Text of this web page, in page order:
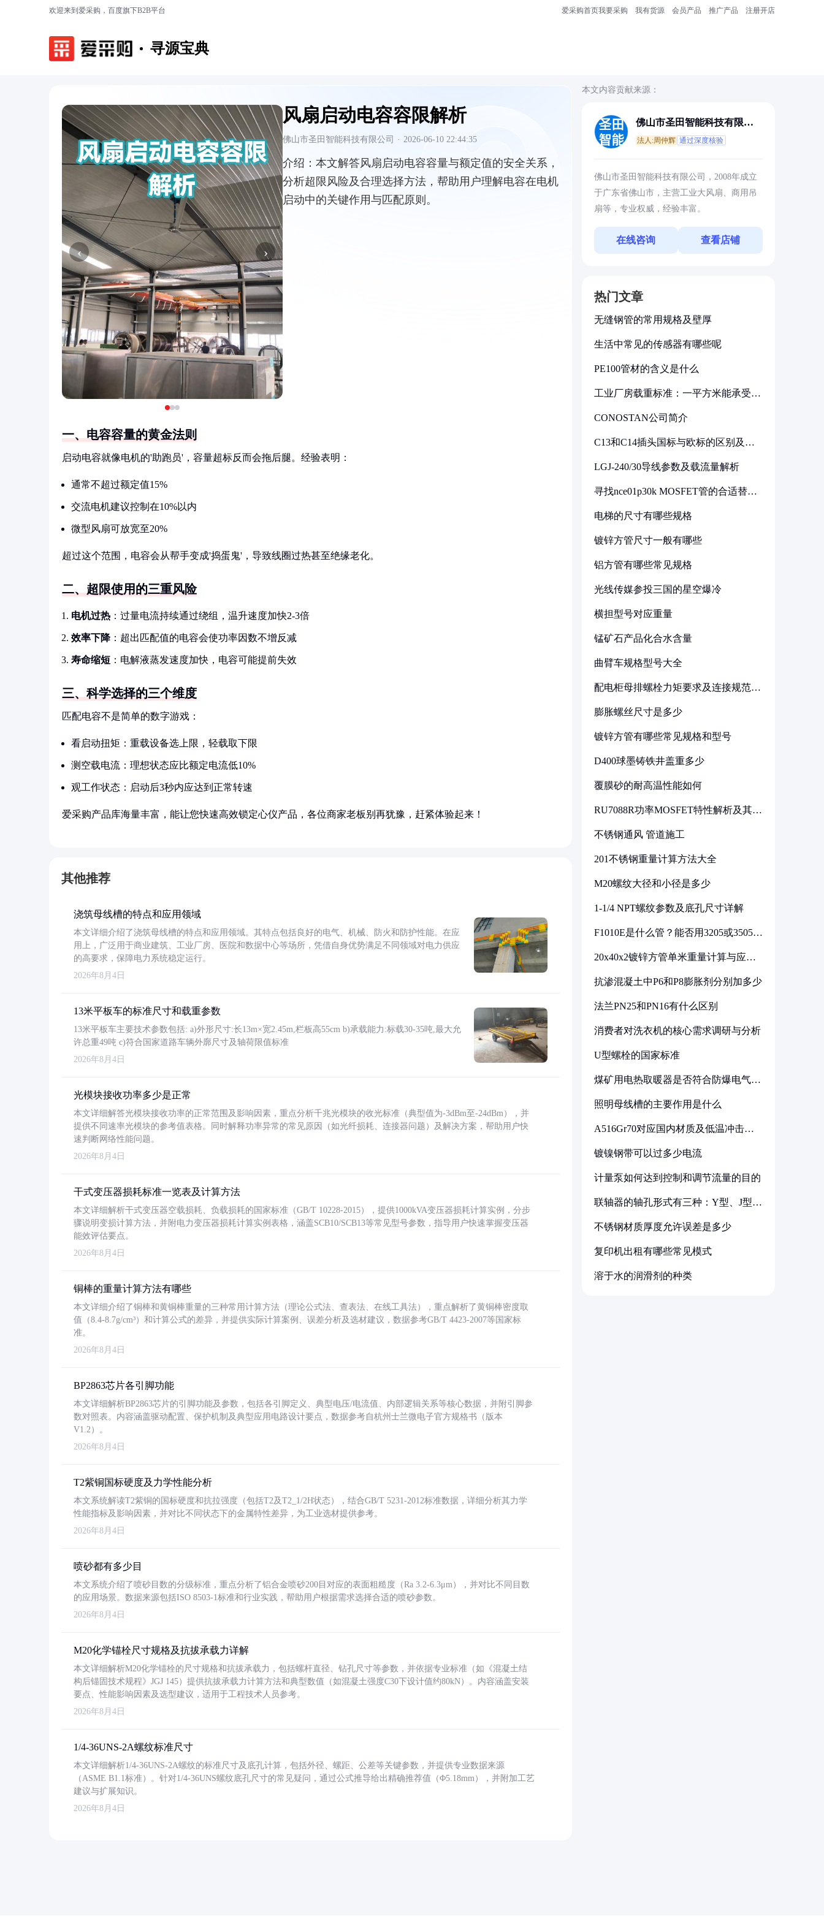
欢迎来到爱采购，百度旗下B2B平台 爱采购首页我要采购 我有货源 会员产品 推广产品 注册开店
寻源宝典
‹ ›
风扇启动电容容限解析
佛山市圣田智能科技有限公司 · 2026-06-10 22:44:35
介绍： 本文解答风扇启动电容容量与额定值的安全关系，
分析超限风险及合理选择方法，帮助用户理解电容在电机
启动中的关键作用与匹配原则。
一、电容容量的黄金法则
启动电容就像电机的'助跑员'，容量超标反而会拖后腿。经验表明：
通常不超过额定值15%
交流电机建议控制在10%以内
微型风扇可放宽至20%
超过这个范围，电容会从帮手变成'捣蛋鬼'，导致线圈过热甚至绝缘老化。
二、超限使用的三重风险
电机过热 ：过量电流持续通过绕组，温升速度加快2-3倍
效率下降：超出匹配值的电容会使功率因数不增反减
寿命缩短 ：电解液蒸发速度加快，电容可能提前失效
三、科学选择的三个维度
匹配电容不是简单的数字游戏：
看启动扭矩：重载设备选上限，轻载取下限
测空载电流：理想状态应比额定电流低10%
观工作状态：启动后3秒内应达到正常转速
爱采购产品库海量丰富，能让您快速高效锁定心仪产品，各位商家老板别再犹豫，赶紧体验起来！
其他推荐
浇筑母线槽的特点和应用领域
本文详细介绍了浇筑母线槽的特点和应用领域。其特点包括良好的电气、机械、防火和防护性能。在应
用上，广泛用于商业建筑、工业厂房、医院和数据中心等场所，凭借自身优势满足不同领域对电力供应
的高要求，保障电力系统稳定运行。
2026年8月4日
13米平板车的标准尺寸和载重参数
13米平板车主要技术参数包括: a)外形尺寸:长13m×宽2.45m,栏板高55cm b)承载能力:标载30-35吨,最大允
许总重49吨 c)符合国家道路车辆外廓尺寸及轴荷限值标准
2026年8月4日
光模块接收功率多少是正常
本文详细解答光模块接收功率的正常范围及影响因素，重点分析千兆光模块的收光标准（典型值为-3dBm至-24dBm），并
提供不同速率光模块的参考值表格。同时解释功率异常的常见原因（如光纤损耗、连接器问题）及解决方案，帮助用户快
速判断网络性能问题。
2026年8月4日
干式变压器损耗标准一览表及计算方法
本文详细解析干式变压器空载损耗、负载损耗的国家标准（GB/T 10228-2015），提供1000kVA变压器损耗计算实例，分步
骤说明变损计算方法，并附电力变压器损耗计算实例表格，涵盖SCB10/SCB13等常见型号参数，指导用户快速掌握变压器
能效评估要点。
2026年8月4日
铜棒的重量计算方法有哪些
本文详细介绍了铜棒和黄铜棒重量的三种常用计算方法（理论公式法、查表法、在线工具法），重点解析了黄铜棒密度取
值（8.4-8.7g/cm³）和计算公式的差异，并提供实际计算案例、误差分析及选材建议，数据参考GB/T 4423-2007等国家标
准。
2026年8月4日
BP2863芯片各引脚功能
本文详细解析BP2863芯片的引脚功能及参数，包括各引脚定义、典型电压/电流值、内部逻辑关系等核心数据，并附引脚参
数对照表。内容涵盖驱动配置、保护机制及典型应用电路设计要点，数据参考自杭州士兰微电子官方规格书（版本
V1.2）。
2026年8月4日
T2紫铜国标硬度及力学性能分析
本文系统解读T2紫铜的国标硬度和抗拉强度（包括T2及T2_1/2H状态），结合GB/T 5231-2012标准数据，详细分析其力学
性能指标及影响因素，并对比不同状态下的金属特性差异，为工业选材提供参考。
2026年8月4日
喷砂都有多少目
本文系统介绍了喷砂目数的分级标准，重点分析了铝合金喷砂200目对应的表面粗糙度（Ra 3.2-6.3μm），并对比不同目数
的应用场景。数据来源包括ISO 8503-1标准和行业实践，帮助用户根据需求选择合适的喷砂参数。
2026年8月4日
M20化学锚栓尺寸规格及抗拔承载力详解
本文详细解析M20化学锚栓的尺寸规格和抗拔承载力，包括螺杆直径、钻孔尺寸等参数，并依据专业标准（如《混凝土结
构后锚固技术规程》JGJ 145）提供抗拔承载力计算方法和典型数值（如混凝土强度C30下设计值约80kN）。内容涵盖安装
要点、性能影响因素及选型建议，适用于工程技术人员参考。
2026年8月4日
1/4-36UNS-2A螺纹标准尺寸
本文详细解析1/4-36UNS-2A螺纹的标准尺寸及底孔计算，包括外径、螺距、公差等关键参数，并提供专业数据来源
（ASME B1.1标准）。针对1/4-36UNS螺纹底孔尺寸的常见疑问，通过公式推导给出精确推荐值（Φ5.18mm），并附加工艺
建议与扩展知识。
2026年8月4日
本文内容贡献来源：
佛山市圣田智能科技有限公
法人:周仲辉 通过深度核验
佛山市圣田智能科技有限公司，2008年成立
于广东省佛山市，主营工业大风扇、商用吊
扇等，专业权威，经验丰富。
在线咨询 查看店铺
热门文章
无缝钢管的常用规格及壁厚
生活中常见的传感器有哪些呢
PE100管材的含义是什么
工业厂房载重标准：一平方米能承受多
CONOSTAN公司简介
C13和C14插头国标与欧标的区别及其
LGJ-240/30导线参数及载流量解析
寻找nce01p30k MOSFET管的合适替代
电梯的尺寸有哪些规格
镀锌方管尺寸一般有哪些
铝方管有哪些常见规格
光线传媒参投三国的星空爆冷
横担型号对应重量
锰矿石产品化合水含量
曲臂车规格型号大全
配电柜母排螺栓力矩要求及连接规范详
膨胀螺丝尺寸是多少
镀锌方管有哪些常见规格和型号
D400球墨铸铁井盖重多少
覆膜砂的耐高温性能如何
RU7088R功率MOSFET特性解析及其在
不锈钢通风 管道施工
201不锈钢重量计算方法大全
M20螺纹大径和小径是多少
1-1/4 NPT螺纹参数及底孔尺寸详解
F1010E是什么管？能否用3205或3505代
20x40x2镀锌方管单米重量计算与应用
抗渗混凝土中P6和P8膨胀剂分别加多少
法兰PN25和PN16有什么区别
消费者对洗衣机的核心需求调研与分析
U型螺栓的国家标准
煤矿用电热取暖器是否符合防爆电气设
照明母线槽的主要作用是什么
A516Gr70对应国内材质及低温冲击要
镀镍钢带可以过多少电流
计量泵如何达到控制和调节流量的目的
联轴器的轴孔形式有三种：Y型、J型、
不锈钢材质厚度允许误差是多少
复印机出租有哪些常见模式
溶于水的润滑剂的种类